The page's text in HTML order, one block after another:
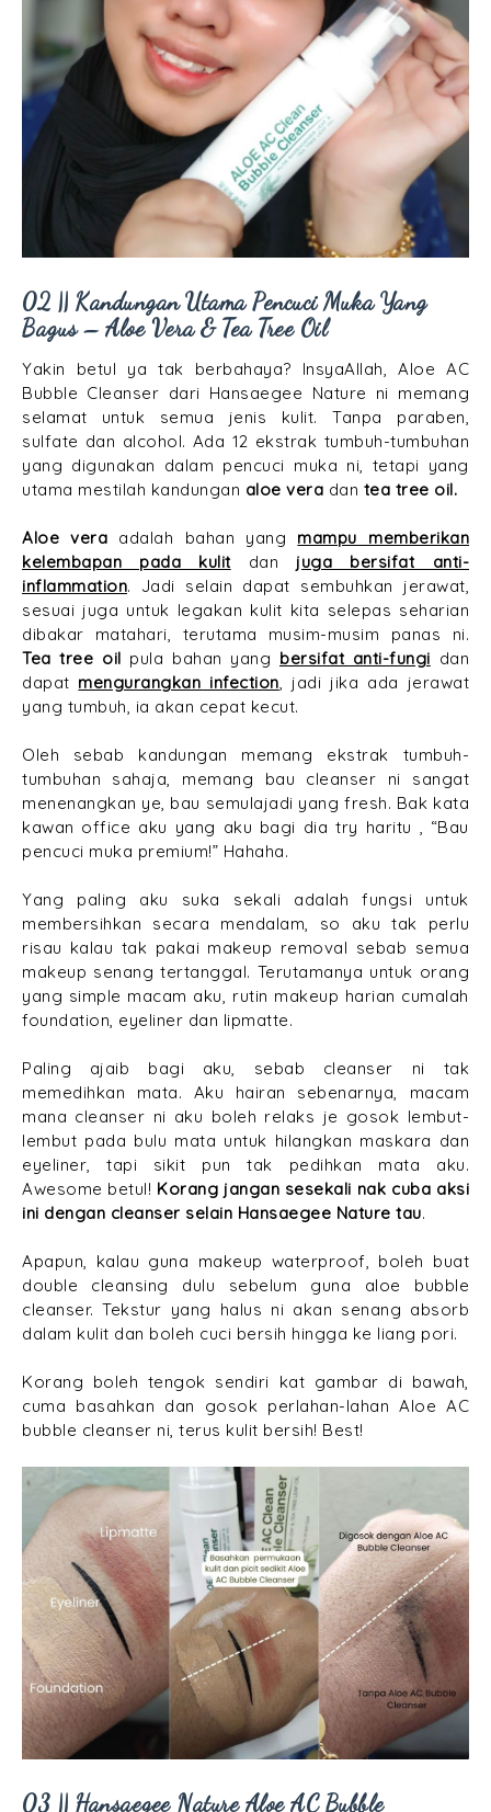
02 || Kandungan Utama Pencuci Muka Yang
Bagus – Aloe Vera & Tea Tree Oil
Yakin betul ya tak berbahaya? InsyaAllah, Aloe AC
Bubble Cleanser dari Hansaegee Nature ni memang
selamat untuk semua jenis kulit. Tanpa paraben,
sulfate dan alcohol. Ada 12 ekstrak tumbuh-tumbuhan
yang digunakan dalam pencuci muka ni, tetapi yang
utama mestilah kandungan aloe vera dan tea tree oil.
Aloe vera adalah bahan yang mampu memberikan
kelembapan pada kulit dan juga bersifat anti-
inflammation. Jadi selain dapat sembuhkan jerawat,
sesuai juga untuk legakan kulit kita selepas seharian
dibakar matahari, terutama musim-musim panas ni.
Tea tree oil pula bahan yang bersifat anti-fungi dan
dapat mengurangkan infection , jadi jika ada jerawat
yang tumbuh, ia akan cepat kecut.
Oleh sebab kandungan memang ekstrak tumbuh-
tumbuhan sahaja, memang bau cleanser ni sangat
menenangkan ye, bau semulajadi yang fresh. Bak kata
kawan office aku yang aku bagi dia try haritu , “Bau
pencuci muka premium!” Hahaha.
Yang paling aku suka sekali adalah fungsi untuk
membersihkan secara mendalam, so aku tak perlu
risau kalau tak pakai makeup removal sebab semua
makeup senang tertanggal. Terutamanya untuk orang
yang simple macam aku, rutin makeup harian cumalah
foundation, eyeliner dan lipmatte.
Paling ajaib bagi aku, sebab cleanser ni tak
memedihkan mata. Aku hairan sebenarnya, macam
mana cleanser ni aku boleh relaks je gosok lembut-
lembut pada bulu mata untuk hilangkan maskara dan
eyeliner, tapi sikit pun tak pedihkan mata aku.
Awesome betul! Korang jangan sesekali nak cuba aksi
ini dengan cleanser selain Hansaegee Nature tau.
Apapun, kalau guna makeup waterproof, boleh buat
double cleansing dulu sebelum guna aloe bubble
cleanser. Tekstur yang halus ni akan senang absorb
dalam kulit dan boleh cuci bersih hingga ke liang pori.
Korang boleh tengok sendiri kat gambar di bawah,
cuma basahkan dan gosok perlahan-lahan Aloe AC
bubble cleanser ni, terus kulit bersih! Best!
03 || Hansaegee Nature Aloe AC Bubble